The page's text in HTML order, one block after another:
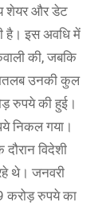
शेयर और डेट
है। इस अवधि में
की, जबकि
उनकी कुल
रुपये की हुई।
निकल गया।
विदेशी
थे। जनवरी
करोड़ रुपये का